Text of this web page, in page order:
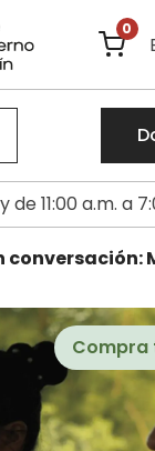
0
11:00 a.m. a
conversación:
Compra